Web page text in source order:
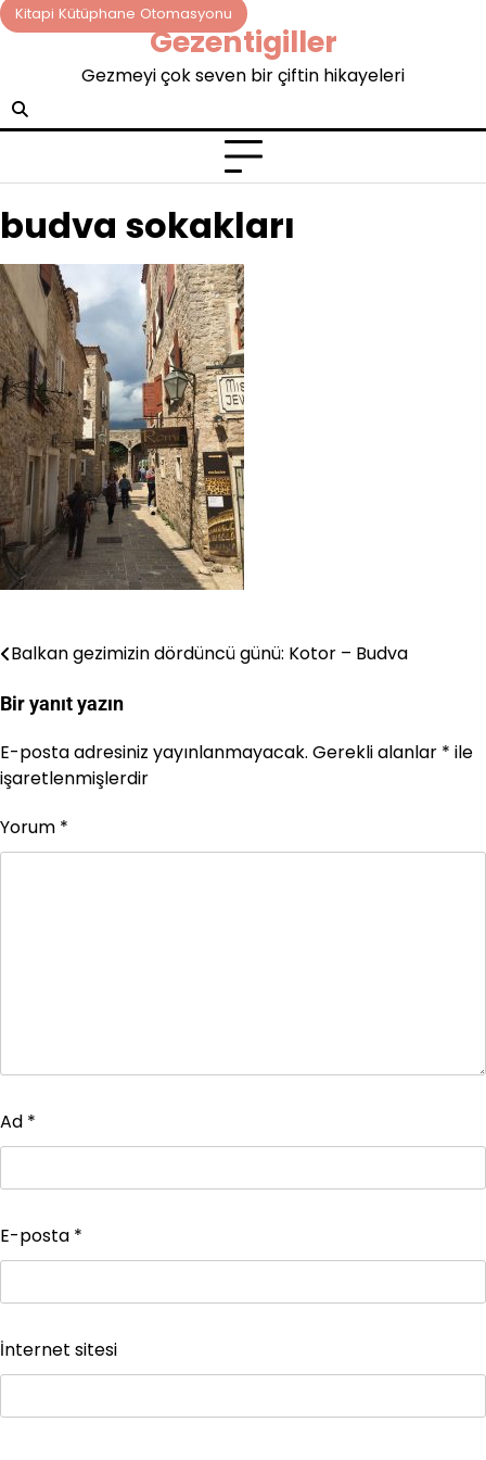
Skip
to
Kitapi Kütüphane Otomasyonu
Gezentigiller
Gezmeyi çok seven bir çiftin hikayeleri
budva sokakları
Yazı
gezinmesi
Balkan gezimizin dördüncü günü: Kotor – Budva
Bir yanıt yazın
E-posta adresiniz yayınlanmayacak. Gerekli alanlar * ile
işaretlenmişlerdir
Yorum *
Ad *
E-posta *
İnternet sitesi